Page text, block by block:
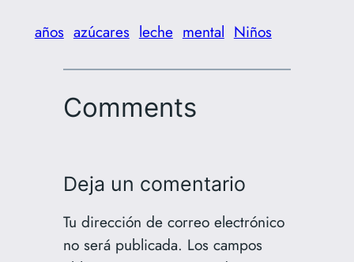
años azúcares leche mental Niños
Comments
Deja un comentario
Tu dirección de correo electrónico
no será publicada. Los campos